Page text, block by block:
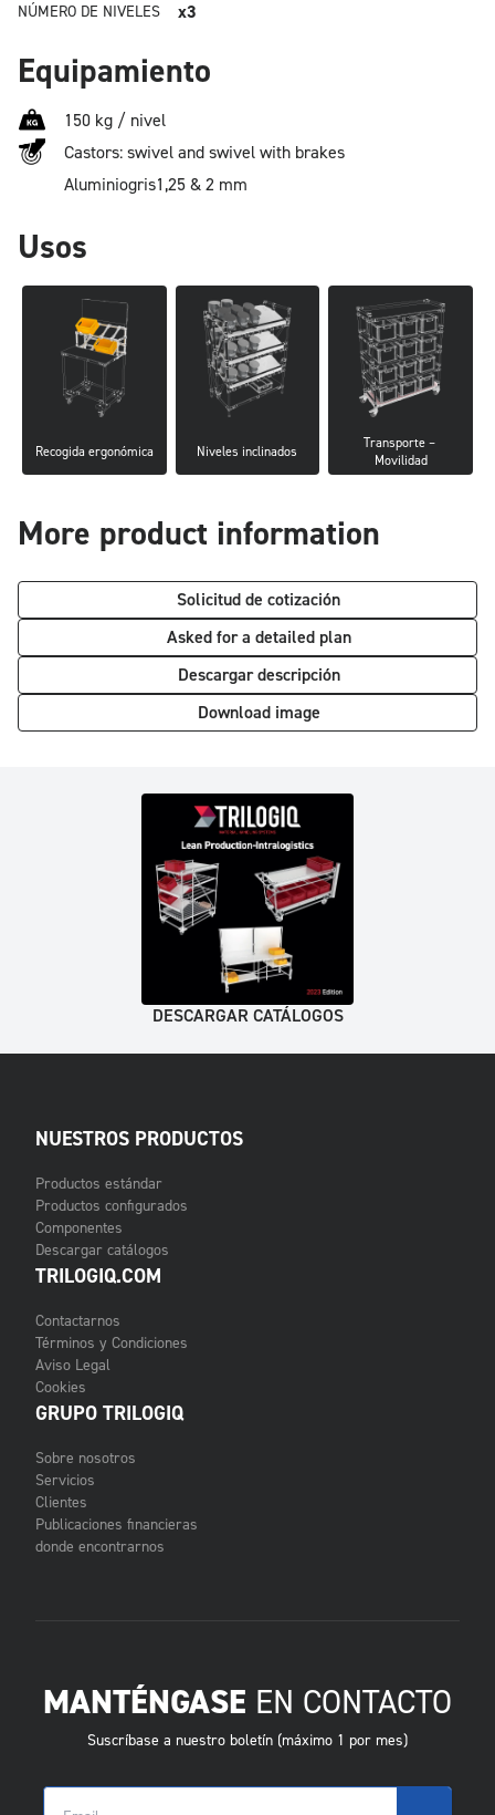
NÚMERO DE NIVELES x3
Equipamiento
150 kg / nivel
Castors: swivel and swivel with brakes
Aluminiogris1,25 & 2 mm
Usos
Recogida ergonómica Niveles inclinados
Transporte –
Movilidad
More product information
Solicitud de cotización
Asked for a detailed plan
Descargar descripción
Download image
DESCARGAR CATÁLOGOS
NUESTROS PRODUCTOS
Productos estándar
Productos configurados
Componentes
Descargar catálogos
TRILOGIQ.COM
Contactarnos
Términos y Condiciones
Aviso Legal
Cookies
GRUPO TRILOGIQ
Sobre nosotros
Servicios
Clientes
Publicaciones financieras
donde encontrarnos
MANTÉNGASE EN CONTACTO
Suscríbase a nuestro boletín (máximo 1 por mes)